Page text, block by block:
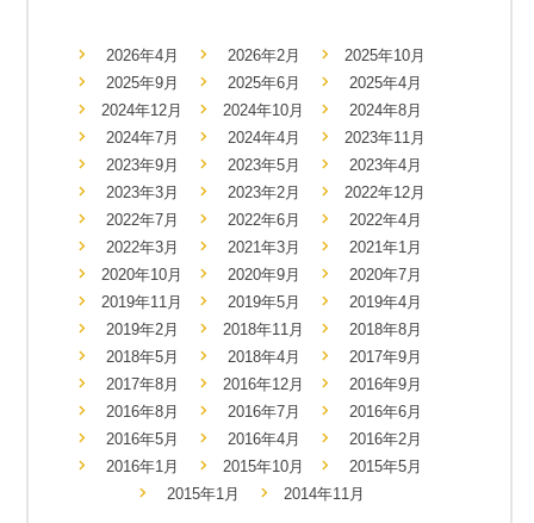
2026年4月 2026年2月
2025年10月
2025年9月
2025年6月
2025年4月
2024年12月
2024年10月
2024年8月
2024年7月
2024年4月
2023年11月
2023年9月
2023年5月
2023年4月
2023年3月
2023年2月
2022年12月
2022年7月
2022年6月
2022年4月
2022年3月
2021年3月
2021年1月
2020年10月
2020年9月
2020年7月
2019年11月
2019年5月
2019年4月
2019年2月
2018年11月
2018年8月
2018年5月
2018年4月
2017年9月
2017年8月
2016年12月
2016年9月
2016年8月
2016年7月
2016年6月
2016年5月
2016年4月
2016年2月
2016年1月
2015年10月
2015年5月
2015年1月
2014年11月